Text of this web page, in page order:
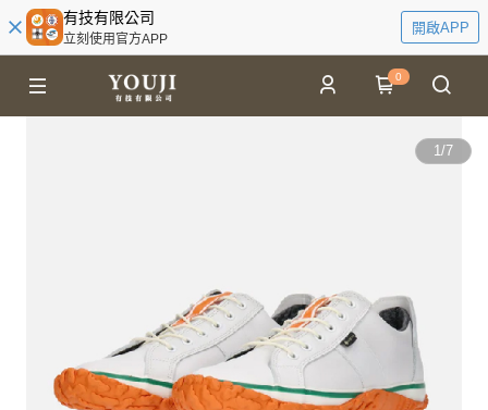
有技有限公司
立刻使用官方APP
開啟APP
0
1/7